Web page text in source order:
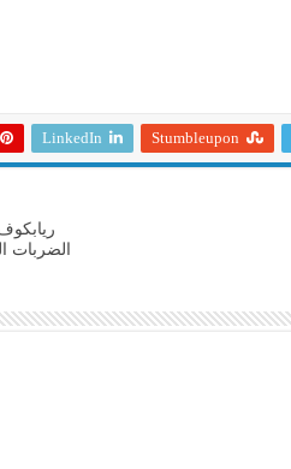
Stumbleupon
LinkedIn
الضربات